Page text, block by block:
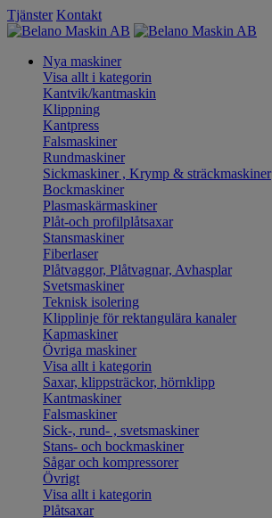
Tjänster Kontakt
Nya maskiner
Visa allt i kategorin
Kantvik/kantmaskin
Klippning
Kantpress
Falsmaskiner
Rundmaskiner
Sickmaskiner , Krymp & sträckmaskiner
Bockmaskiner
Plasmaskärmaskiner
Plåt-och profilplåtsaxar
Stansmaskiner
Fiberlaser
Plåtvaggor, Plåtvagnar, Avhasplar
Svetsmaskiner
Teknisk isolering
Klipplinje för rektangulära kanaler
Kapmaskiner
Övriga maskiner
Visa allt i kategorin
Saxar, klippsträckor, hörnklipp
Kantmaskiner
Falsmaskiner
Sick-, rund- , svetsmaskiner
Stans- och bockmaskiner
Sågar och kompressorer
Övrigt
Visa allt i kategorin
Plåtsaxar